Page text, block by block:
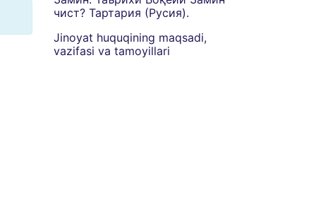
чист? Тартария (Русия).
Jinoyat huquqining maqsadi,
vazifasi va tamoyillari